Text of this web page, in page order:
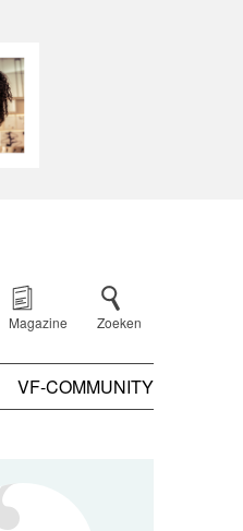
Magazine Zoeken
VF-COMMUNITY